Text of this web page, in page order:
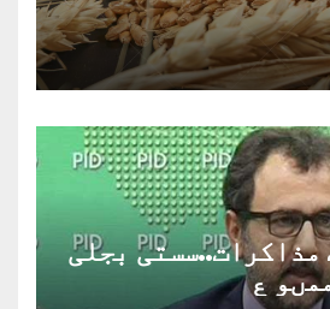
مذاکرات..سستی بجلی
ع